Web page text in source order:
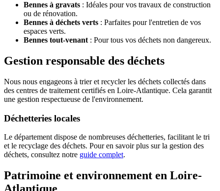
Bennes à gravats : Idéales pour vos travaux de construction
ou de rénovation.
Bennes à déchets verts : Parfaites pour l'entretien de vos
espaces verts.
Bennes tout-venant : Pour tous vos déchets non dangereux.
Gestion responsable des déchets
Nous nous engageons à trier et recycler les déchets collectés dans
des centres de traitement certifiés en Loire-Atlantique. Cela garantit
une gestion respectueuse de l'environnement.
Déchetteries locales
Le département dispose de nombreuses déchetteries, facilitant le tri
et le recyclage des déchets. Pour en savoir plus sur la gestion des
déchets, consultez notre guide complet.
Patrimoine et environnement en Loire-